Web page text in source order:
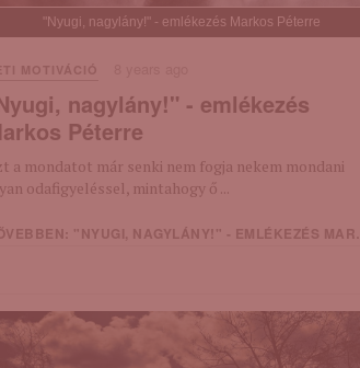
"Nyugi, nagylány!" - emlékezés Markos Péterre
MOTIVÁCIÓ
nagylány!" - emlékezés
Péterre
a mondatot már senki nem fogja nekem mondani
odafigyeléssel, mintahogy ő ...
"NYUGI, NAGYLÁNY!" - EMLÉKEZÉS MARKOS PÉTERRE